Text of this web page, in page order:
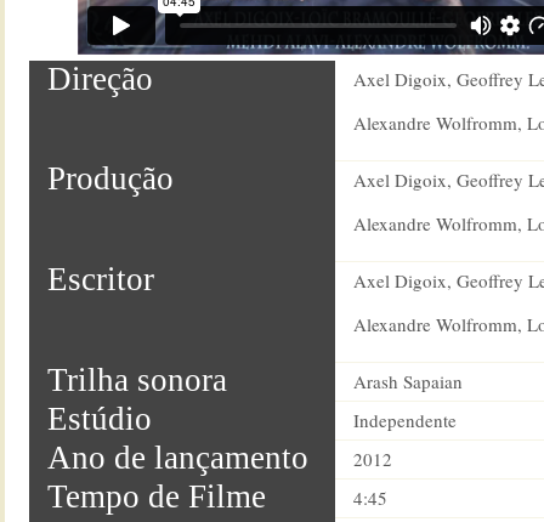
Direção
Axel Digoix, Geoffrey
Alexandre Wolfromm,
Produção
Axel Digoix, Geoffrey
Alexandre Wolfromm,
Escritor
Axel Digoix, Geoffrey
Alexandre Wolfromm,
Trilha sonora Arash Sapaian
Estúdio Independente
Ano de lançamento 2012
Tempo de Filme 4:45